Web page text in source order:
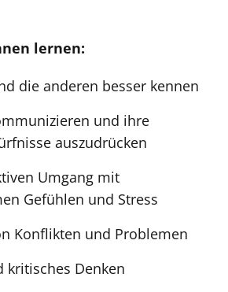
lernen:
die anderen besser kennen
und ihre
auszudrücken
Umgang mit
Gefühlen und Stress
Konflikten und Problemen
kritisches Denken